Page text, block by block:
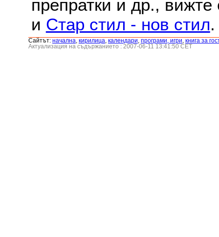
препратки и др.,
и Стар стил - нов стил.
Сайтът: началнa кирилица календари програми, игри книга за
Актуализация на съдържанието : 2007-06-11 13:41:50 CET